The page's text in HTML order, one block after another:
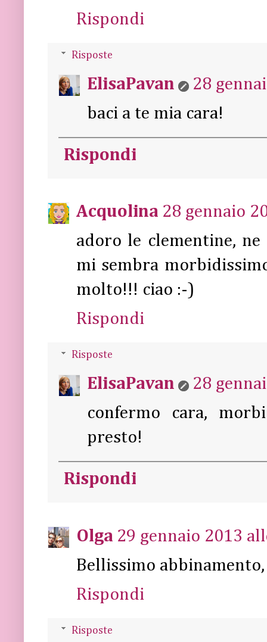
Rispondi
Risposte
ElisaPavan
28
baci a te mia cara!
Rispondi
Acquolina 28 gennaio
adoro le clementine,
mi sembra
molto!!! ciao :-)
Rispondi
Risposte
ElisaPavan
28
confermo cara,
presto!
Rispondi
Olga 29 gennaio 2013
Bellissimo
Rispondi
Risposte